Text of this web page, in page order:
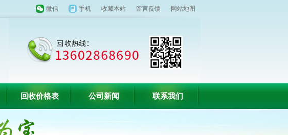
微信 手机 收藏本站 留言反馈 网站地图
回收价格表 公司新闻 联系我们